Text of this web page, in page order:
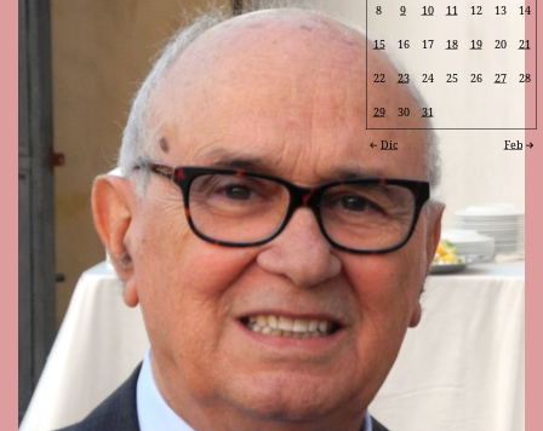
8 9 10 11 12 13 14
15 16 17 18 19 20 21
22 23 24 25 26 27 28
29 30 31
Dic Feb